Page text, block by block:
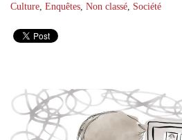
Culture Enquêtes Non classé Société